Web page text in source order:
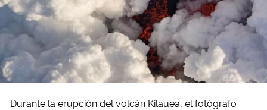
Durante la erupción del volcán Kilauea, el fotógrafo